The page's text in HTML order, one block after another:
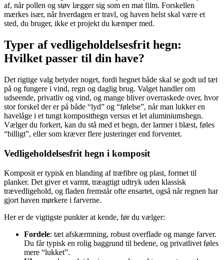
af, når pollen og støv lægger sig som en mat film. Forskellen
mærkes især, når hverdagen er travl, og haven helst skal være et
sted, du bruger, ikke et projekt du kæmper med.
Typer af vedligeholdelsesfrit hegn:
Hvilket passer til din have?
Det rigtige valg betyder noget, fordi hegnet både skal se godt ud tæt
på og fungere i vind, regn og daglig brug. Valget handler om
udseende, privatliv og vind, og mange bliver overraskede over, hvor
stor forskel der er på både “lyd” og “følelse”, når man lukker en
havelåge i et tungt komposithegn versus et let aluminiumshegn.
Vælger du forkert, kan du stå med et hegn, der larmer i blæst, føles
“billigt”, eller som kræver flere justeringer end forventet.
Vedligeholdelsesfrit hegn i komposit
Komposit er typisk en blanding af træfibre og plast, formet til
planker. Det giver et varmt, træagtigt udtryk uden klassisk
trævedligehold, og fladen fremstår ofte ensartet, også når regnen har
gjort haven mørkere i farverne.
Her er de vigtigste punkter at kende, før du vælger:
Fordele: tæt afskærmning, robust overflade og mange farver.
Du får typisk en rolig baggrund til bedene, og privatlivet føles
mere “lukket”.